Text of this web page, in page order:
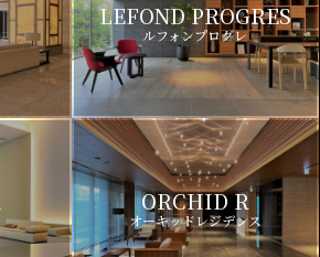
LEFOND PROGRES
ルフォンプログレ
ORCHID R
オーキッドレジデンス